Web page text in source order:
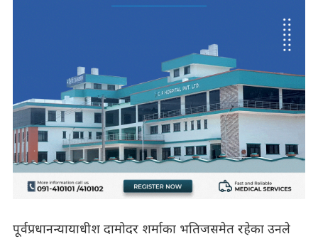
पूर्वप्रधानन्यायाधीश दामोदर शर्माका भतिजसमेत रहेका उनले